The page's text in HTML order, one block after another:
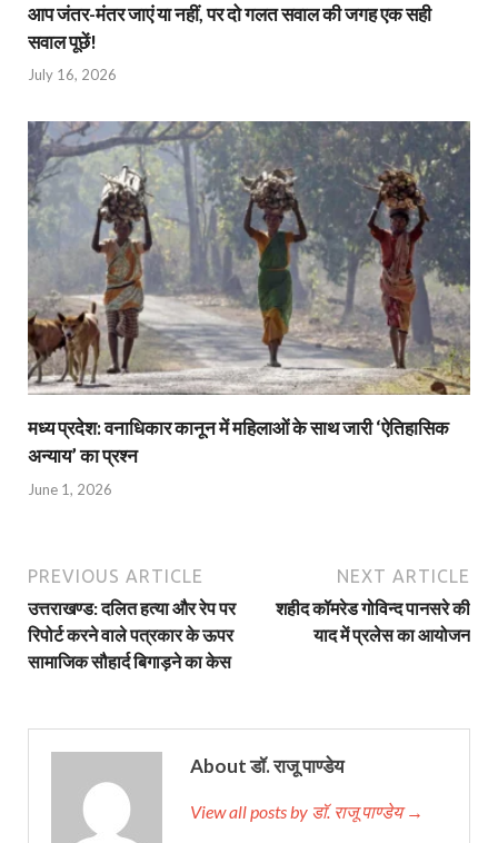
आप जंतर-मंतर जाएं या नहीं, पर दो गलत सवाल की जगह एक सही
सवाल पूछें!
July 16, 2026
मध्य प्रदेश: वनाधिकार कानून में महिलाओं के साथ जारी ‘ऐतिहासिक
अन्याय’ का प्रश्न
June 1, 2026
PREVIOUS ARTICLE
उत्तराखण्ड: दलित हत्या और रेप पर
रिपोर्ट करने वाले पत्रकार के ऊपर
सामाजिक सौहार्द बिगाड़ने का केस
NEXT ARTICLE
शहीद कॉमरेड गोविन्द पानसरे की
याद में प्रलेस का आयोजन
About डॉ. राजू पाण्डेय
View all posts by डॉ. राजू पाण्डेय →